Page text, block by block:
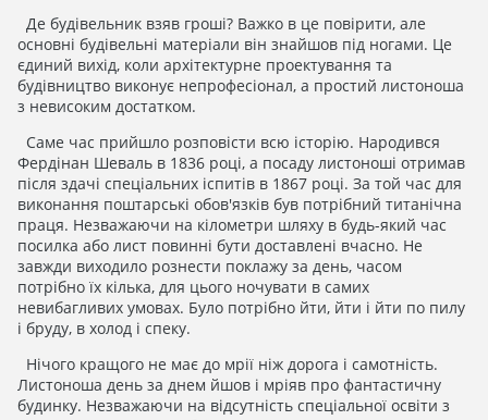
Де будівельник взяв гроші? Важко в це повірити, але
основні будівельні матеріали він знайшов під ногами. Це
єдиний вихід, коли архітектурне проектування та
будівництво виконує непрофесіонал, а простий листоноша
з невисоким достатком.
Саме час прийшло розповісти всю історію. Народився
Фердінан Шеваль в 1836 році, а посаду листоноші отримав
після здачі спеціальних іспитів в 1867 році. За той час для
виконання поштарські обов'язків був потрібний титанічна
праця. Незважаючи на кілометри шляху в будь-який час
посилка або лист повинні бути доставлені вчасно. Не
завжди виходило рознести поклажу за день, часом
потрібно їх кілька, для цього ночувати в самих
невибагливих умовах. Було потрібно йти, йти і йти по пилу
і бруду, в холод і спеку.
Нічого кращого не має до мрії ніж дорога і самотність.
Листоноша день за днем ​​йшов і мріяв про фантастичну
будинку. Незважаючи на відсутність спеціальної освіти з